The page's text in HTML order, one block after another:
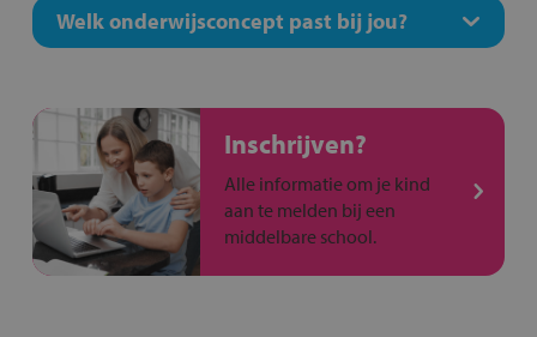
Welk onderwijsconcept past bij jou?
Inschrijven?
Alle informatie om je kind
aan te melden bij een
middelbare school.